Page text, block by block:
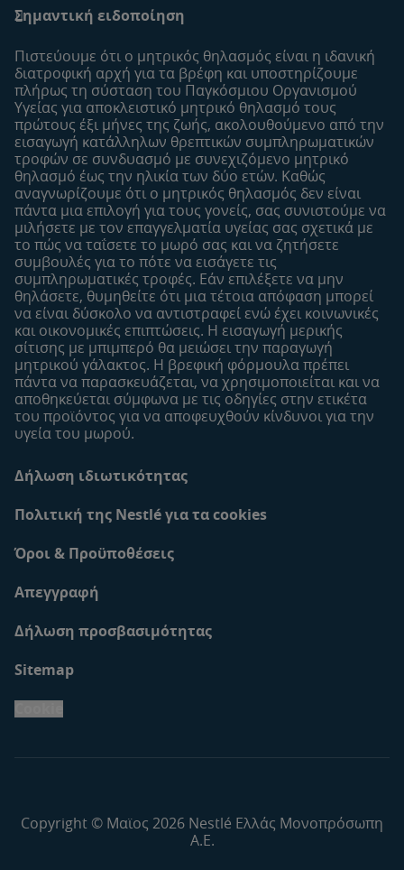
Οι Ειδικοί μας
Συχνές ερωτήσεις
Αναζήτηση
Επικοινώνησε μαζί μας
Σχετικά με εμάς
Η σελίδα μου
Το προφίλ μου
Είσοδος/Εγγραφή
Προϊόντα
Εύρεση προϊόντος
Οι μάρκες μου
Εύρεση καταστήματος
Δείγματα
Σημαντική ειδοποίηση
Πιστεύουμε ότι ο μητρικός θηλασμός είναι η ιδανική
διατροφική αρχή για τα βρέφη και υποστηρίζουμε
πλήρως τη σύσταση του Παγκόσμιου Οργανισμού
Υγείας για αποκλειστικό μητρικό θηλασμό τους
πρώτους έξι μήνες της ζωής, ακολουθούμενo από την
εισαγωγή κατάλληλων θρεπτικών συμπληρωματικών
τροφών σε συνδυασμό με συνεχιζόμενο μητρικό
θηλασμό έως την ηλικία των δύο ετών. Καθώς
αναγνωρίζουμε ότι ο μητρικός θηλασμός δεν είναι
πάντα μια επιλογή για τους γονείς, σας συνιστούμε να
μιλήσετε με τον επαγγελματία υγείας σας σχετικά με
το πώς να ταΐσετε το μωρό σας και να ζητήσετε
συμβουλές για το πότε να εισάγετε τις
συμπληρωματικές τροφές. Εάν επιλέξετε να μην
θηλάσετε, θυμηθείτε ότι μια τέτοια απόφαση μπορεί
να είναι δύσκολο να αντιστραφεί ενώ έχει κοινωνικές
και οικονομικές επιπτώσεις. Η εισαγωγή μερικής
σίτισης με μπιμπερό θα μειώσει την παραγωγή
μητρικού γάλακτος. Η βρεφική φόρμουλα πρέπει
πάντα να παρασκευάζεται, να χρησιμοποιείται και να
αποθηκεύεται σύμφωνα με τις οδηγίες στην ετικέτα
του προϊόντος για να αποφευχθούν κίνδυνοι για την
υγεία του μωρού.
Δήλωση ιδιωτικότητας
Πολιτική της Nestlé για τα cookies
Όροι & Προϋποθέσεις
Απεγγραφή
Δήλωση προσβασιμότητας
Sitemap
Copyright © Μαϊος 2026 Nestlé Ελλάς Μονοπρόσωπη
Α.Ε.